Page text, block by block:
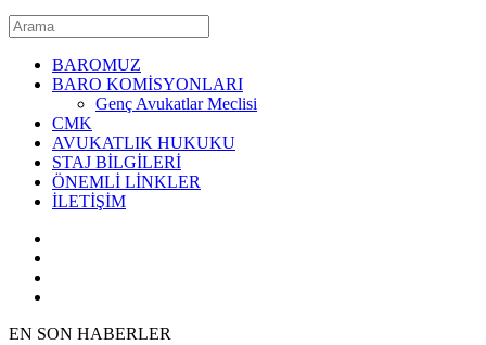
BAROMUZ
BARO KOMİSYONLARI
Genç Avukatlar Meclisi
CMK
AVUKATLIK HUKUKU
STAJ BİLGİLERİ
ÖNEMLİ LİNKLER
İLETİŞİM
EN SON HABERLER